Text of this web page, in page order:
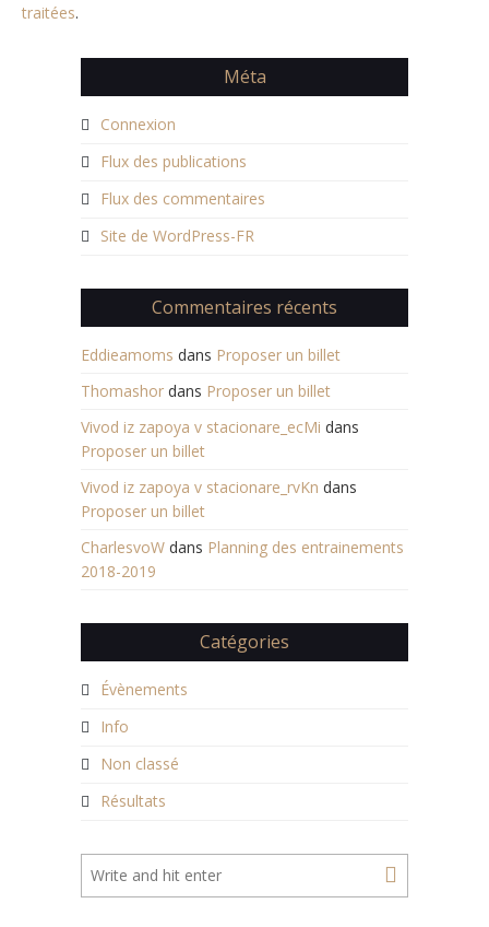
traitées.
Méta
Connexion
Flux des publications
Flux des commentaires
Site de WordPress-FR
Commentaires récents
Eddieamoms dans Proposer un billet
Thomashor dans Proposer un billet
Vivod iz zapoya v stacionare_ecMi dans
Proposer un billet
Vivod iz zapoya v stacionare_rvKn dans
Proposer un billet
CharlesvoW dans Planning des entrainements
2018-2019
Catégories
Évènements
Info
Non classé
Résultats